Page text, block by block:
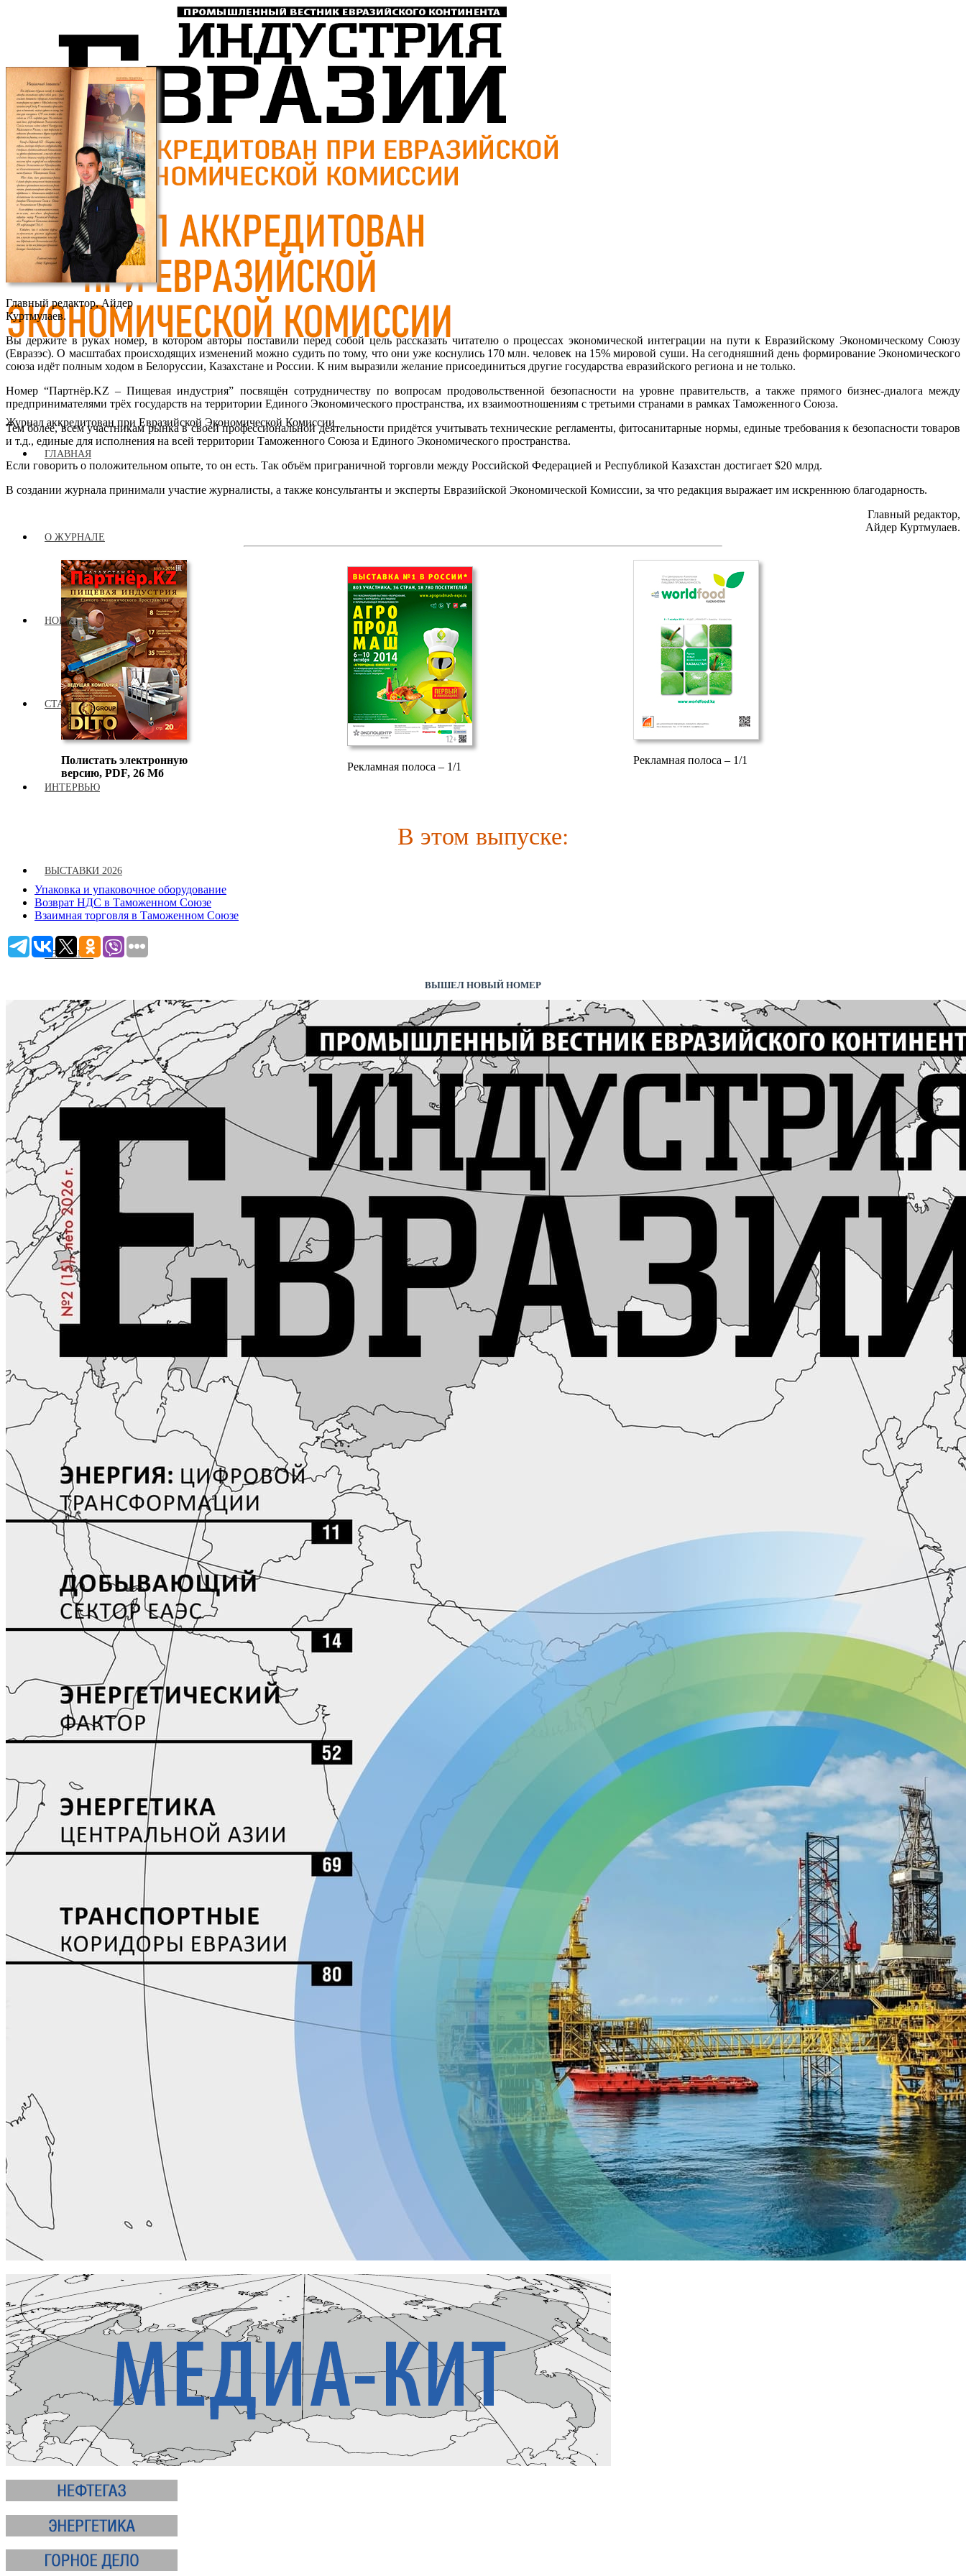
Журнал аккредитован при Евразийской Экономической Комиссии
ГЛАВНАЯ
О ЖУРНАЛЕ
НОВОСТИ
СТАТЬИ
ИНТЕРВЬЮ
ВЫСТАВКИ 2026
РЕКЛАМА
КОНТАКТЫ
Главный редактор, Айдер
Куртмулаев.
Вы держите в руках номер, в котором авторы поставили перед собой цель рассказать читателю о процессах экономической интеграции на пути к Евразийскому Экономическому Союзу
(Евразэс). О масштабах происходящих изменений можно судить по тому, что они уже коснулись 170 млн. человек на 15% мировой суши. На сегодняшний день формирование Экономического
союза идёт полным ходом в Белоруссии, Казахстане и России. К ним выразили желание присоединиться другие государства евразийского региона и не только.
Номер “Партнёр.KZ – Пищевая индустрия” посвящён сотрудничеству по вопросам продовольственной безопасности на уровне правительств, а также прямого бизнес-диалога между
предпринимателями трёх государств на территории Единого Экономического пространства, их взаимоотношениям с третьими странами в рамках Таможенного Союза.
Тем более, всем участникам рынка в своей профессиональной деятельности придётся учитывать технические регламенты, фитосанитарные нормы, единые требования к безопасности товаров
и т.д., единые для исполнения на всей территории Таможенного Союза и Единого Экономического пространства.
Если говорить о положительном опыте, то он есть. Так объём приграничной торговли между Российской Федерацией и Республикой Казахстан достигает $20 млрд.
В создании журнала принимали участие журналисты, а также консультанты и эксперты Евразийской Экономической Комиссии, за что редакция выражает им искреннюю благодарность.
Главный редактор,
Айдер Куртмулаев.
Полистать электронную
версию, PDF, 26 Мб
Рекламная полоса – 1/1
Рекламная полоса – 1/1
В этом выпуске:
Упаковка и упаковочное оборудование
Возврат НДС в Таможенном Союзе
Взаимная торговля в Таможенном Союзе
ВЫШЕЛ НОВЫЙ НОМЕР